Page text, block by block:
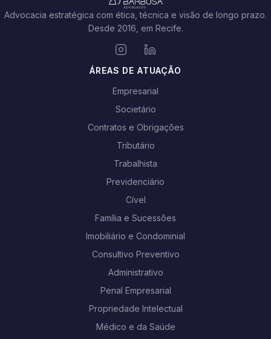
Advocacia estratégica com ética, técnica e visão de longo prazo.
Desde 2016, em Recife.
ÁREAS DE ATUAÇÃO
Empresarial
Societário
Contratos e Obrigações
Tributário
Trabalhista
Previdenciário
Cível
Família e Sucessões
Imobiliário e Condominial
Consultivo Preventivo
Administrativo
Penal Empresarial
Propriedade Intelectual
Médico e da Saúde